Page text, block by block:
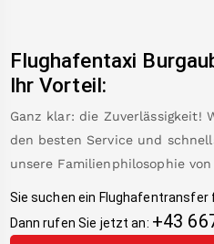
Flughafentaxi
Ihr Vorteil:
Ganz klar: die Zuverlässigkeit!
den besten Service und
unsere Familienphilosophie
Sie suchen ein Flughafentransfer
Dann rufen Sie jetzt an: +43